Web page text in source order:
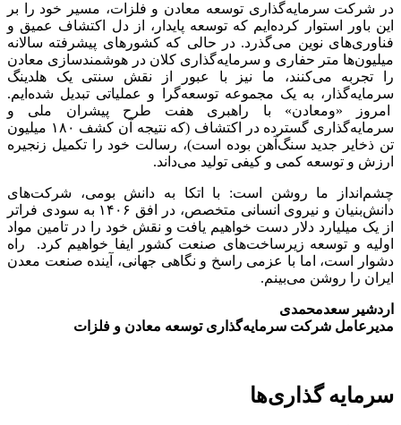
در شرکت سرمایه‌گذاری توسعه معادن و فلزات، مسیر خود را بر
این باور استوار کرده‌ایم که توسعه پایدار، از دل اکتشاف عمیق و
فناوری‌های نوین می‌گذرد. در حالی که کشورهای پیشرفته سالانه
میلیون‌ها متر حفاری و سرمایه‌گذاری کلان در هوشمندسازی معادن
را تجربه می‌کنند، ما نیز با عبور از نقش سنتی یک هلدینگ
سرمایه‌گذار، به یک مجموعه توسعه‌گرا و عملیاتی تبدیل شده‌ایم.
امروز «ومعادن» با راهبری هفت طرح پیشران ملی و
سرمایه‌گذاری گسترده در اکتشاف (که نتیجه آن کشف ۱۸۰ میلیون
تن ذخایر جدید سنگ‌آهن بوده است)، رسالت خود را تکمیل زنجیره
ارزش و توسعه کمی و کیفی تولید می‌داند.
چشم‌انداز ما روشن است: با اتکا به دانش بومی، شرکت‌های
دانش‌بنیان و نیروی انسانی متخصص، در افق ۱۴۰۶ به سودی فراتر
از یک میلیارد دلار دست خواهیم یافت و نقش خود را در تامین مواد
اولیه و توسعه زیرساخت‌های صنعت کشور ایفا خواهیم کرد. راه
دشوار است، اما با عزمی راسخ و نگاهی جهانی، آینده صنعت معدن
ایران را روشن می‌بینم.
اردشیر سعدمحمدی
مدیرعامل شرکت سرمایه‌گذاری توسعه معادن و فلزات
سرمایه گذاری‌ها